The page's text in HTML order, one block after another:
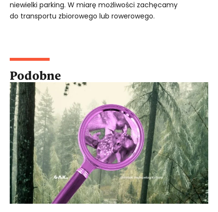
niewielki parking. W miarę możliwości zachęcamy
do transportu zbiorowego lub rowerowego.
Podobne